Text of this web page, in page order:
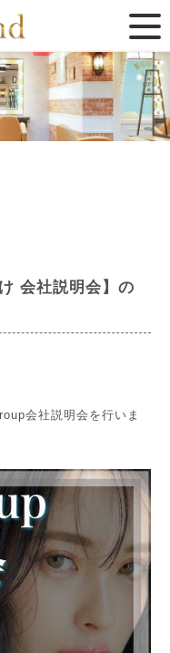
会社説明会】の
会社説明会を行いま